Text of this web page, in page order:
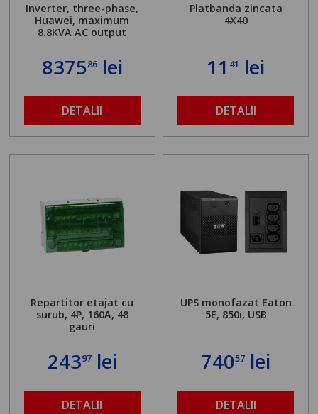
Inverter, three-phase,
Huawei, maximum
8.8KVA AC output
837586lei
DETALII
Platbanda zincata
4X40
11 41 lei
DETALII
Repartitor etajat cu
surub, 4P, 160A, 48
gauri
24397lei
DETALII
UPS monofazat Eaton
5E, 850i, USB
74057 lei
DETALII